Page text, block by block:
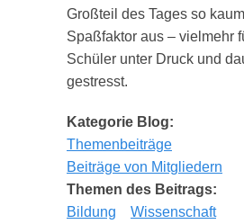
Großteil des Tages so
Spaßfaktor aus – vielmehr
Schüler unter Druck und
gestresst.
Kategorie Blog:
Themenbeiträge
Beiträge von Mitgliedern
Themen des Beitrags:
Bildung
Wissenschaft